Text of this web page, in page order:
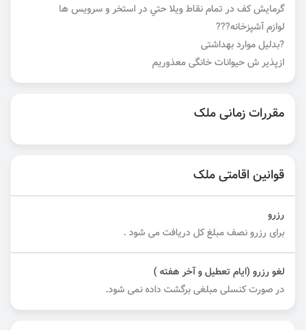
گرمایش کف در تمام نقاط ويلا حتي در استخر و سرويس ها
لوازم آشپزخانه???️
?بدلیل موارد بهداشتی
ازپذیر ش حیوانات خانگی معذوریم
مقررات زمانی ملک
قوانین اقامتی ملک
رزرو
برای رزرو نصف مبلغ کل دریافت می شود .
لغو رزرو (ایام تعطیل و آخر هفته )
در صورت کنسلی مبلغی برگشت داده نمی شود.